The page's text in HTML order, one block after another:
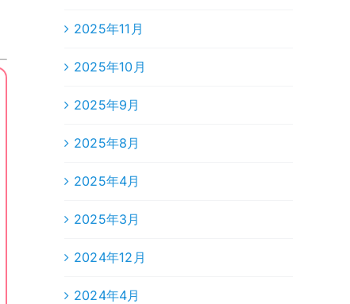
2025年11月
2025年10月
2025年9月
2025年8月
2025年4月
2025年3月
2024年12月
2024年4月